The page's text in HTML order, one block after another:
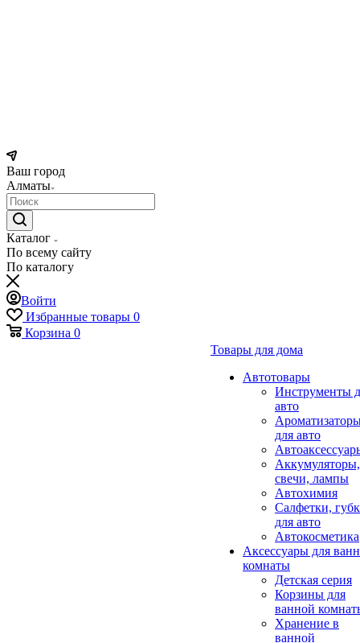
Ваш город
Алматы
Каталог
По всему сайту
По каталогу
Войти
Избранные товары 0
Корзина 0
Товары для дома
Автотовары
Инструменты
авто
для авто
Аккумуляторы,
свечи, лампы
Автохимия
Салфетки,
для авто
Автокосметика
Аксессуары для
комнаты
Детская серия
Корзины для
ванной
Хранение в
ванной